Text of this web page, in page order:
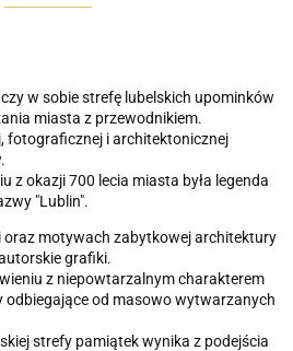
w sobie strefę lubelskich upominków
miasta z przewodnikiem.
fotograficznej i architektonicznej
z okazji 700 lecia miasta była legenda
"Lublin".
oraz motywach zabytkowej architektury
grafiki.
z niepowtarzalnym charakterem
od masowo wytwarzanych
strefy pamiątek wynika z podejścia